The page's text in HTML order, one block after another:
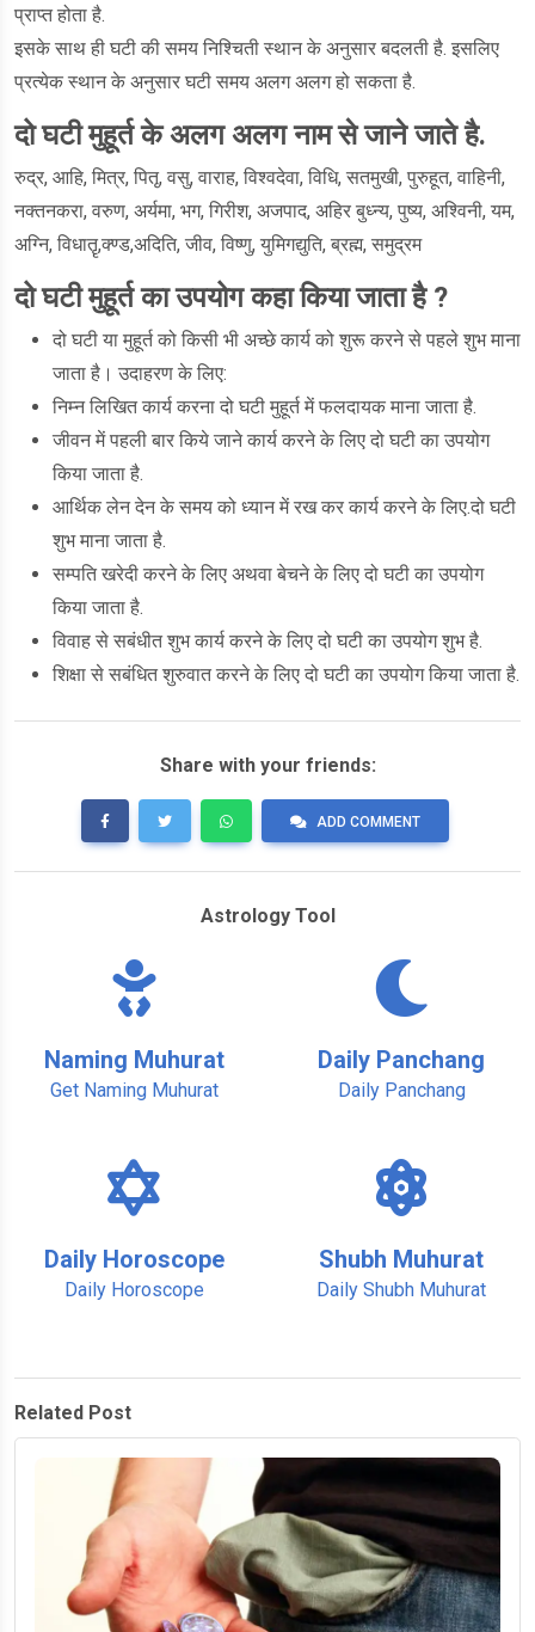
प्राप्त होता है.
इसके साथ ही घटी की समय निश्चिती स्थान के अनुसार बदलती है. इसलिए
प्रत्येक स्थान के अनुसार घटी समय अलग अलग हो सकता है.
दो घटी मुहूर्त के अलग अलग नाम से जाने जाते है.
रुद्र, आहि, मित्र, पितृ, वसु, वाराह, विश्वदेवा, विधि, सतमुखी, पुरुहूत, वाहिनी,
नक्तनकरा, वरुण, अर्यमा, भग, गिरीश, अजपाद, अहिर बुध्न्य, पुष्य, अश्विनी, यम,
अग्नि, विधातॄ,क्ण्ड,अदिति, जीव, विष्णु, युमिगद्युति, ब्रह्म, समुद्रम
दो घटी मुहूर्त का उपयोग कहा किया जाता है ?
दो घटी या मुहूर्त को किसी भी अच्छे कार्य को शुरू करने से पहले शुभ माना
जाता है। उदाहरण के लिए:
निम्न लिखित कार्य करना दो घटी मुहूर्त में फलदायक माना जाता है.
जीवन में पहली बार किये जाने कार्य करने के लिए दो घटी का उपयोग
किया जाता है.
आर्थिक लेन देन के समय को ध्यान में रख कर कार्य करने के लिए.दो घटी
शुभ माना जाता है.
सम्पति खरेदी करने के लिए अथवा बेचने के लिए दो घटी का उपयोग
किया जाता है.
विवाह से सबंधीत शुभ कार्य करने के लिए दो घटी का उपयोग शुभ है.
शिक्षा से सबंधित शुरुवात करने के लिए दो घटी का उपयोग किया जाता है.
Share with your friends:
ADD COMMENT
Astrology Tool
Naming Muhurat
Get Naming Muhurat
Daily Panchang
Daily Panchang
Daily Horoscope
Daily Horoscope
Shubh Muhurat
Daily Shubh Muhurat
Related Post